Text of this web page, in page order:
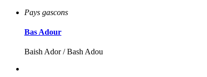
Pays gascons
Bas Adour
Baish Ador / Bash Adou